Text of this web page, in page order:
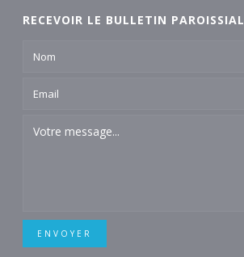
RECEVOIR LE BULLETIN PAROISSIAL
ENVOYER